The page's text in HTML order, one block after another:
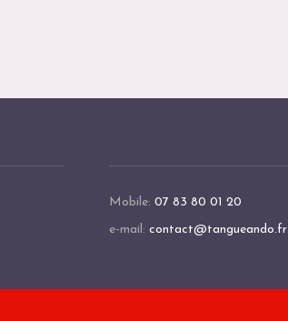
Mobile: 07 83 80 01 20
e-mail: contact@tangueando.fr